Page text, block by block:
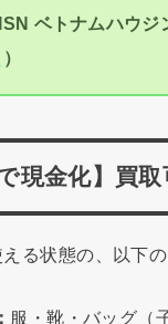
ISN ベトナムハウ
）
現金化】買取
る状態の、以下
服・靴・バッグ（